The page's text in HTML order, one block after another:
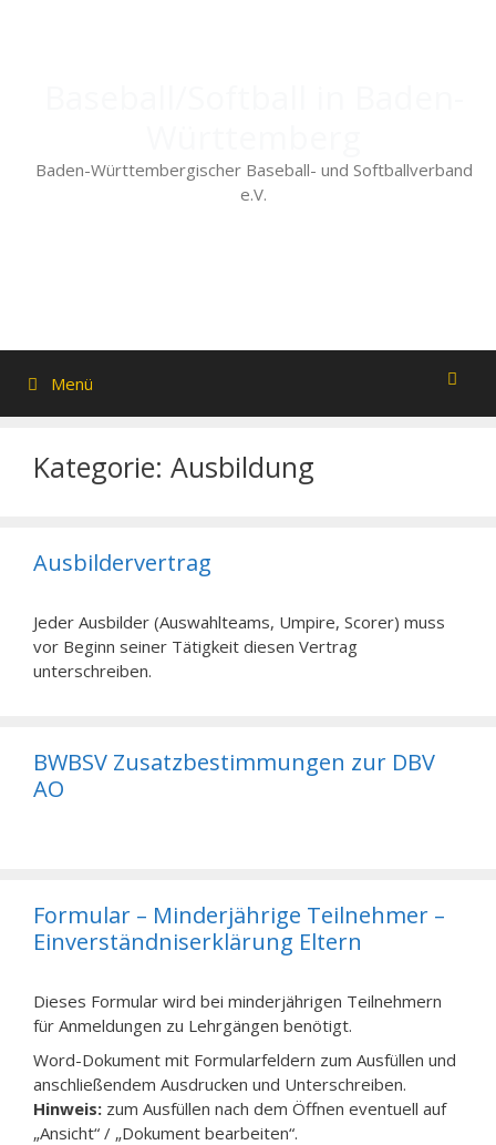
Baden-Württembergischer Baseball- und Softballverband
e.V.
Menü
Kategorie: Ausbildung
Ausbildervertrag
Jeder Ausbilder (Auswahlteams, Umpire, Scorer) muss
vor Beginn seiner Tätigkeit diesen Vertrag
unterschreiben.
BWBSV Zusatzbestimmungen zur DBV
AO
Formular – Minderjährige Teilnehmer –
Einverständniserklärung Eltern
Dieses Formular wird bei minderjährigen Teilnehmern
für Anmeldungen zu Lehrgängen benötigt.
Word-Dokument mit Formularfeldern zum Ausfüllen und
anschließendem Ausdrucken und Unterschreiben.
Hinweis: zum Ausfüllen nach dem Öffnen eventuell auf
„Ansicht“ / „Dokument bearbeiten“.